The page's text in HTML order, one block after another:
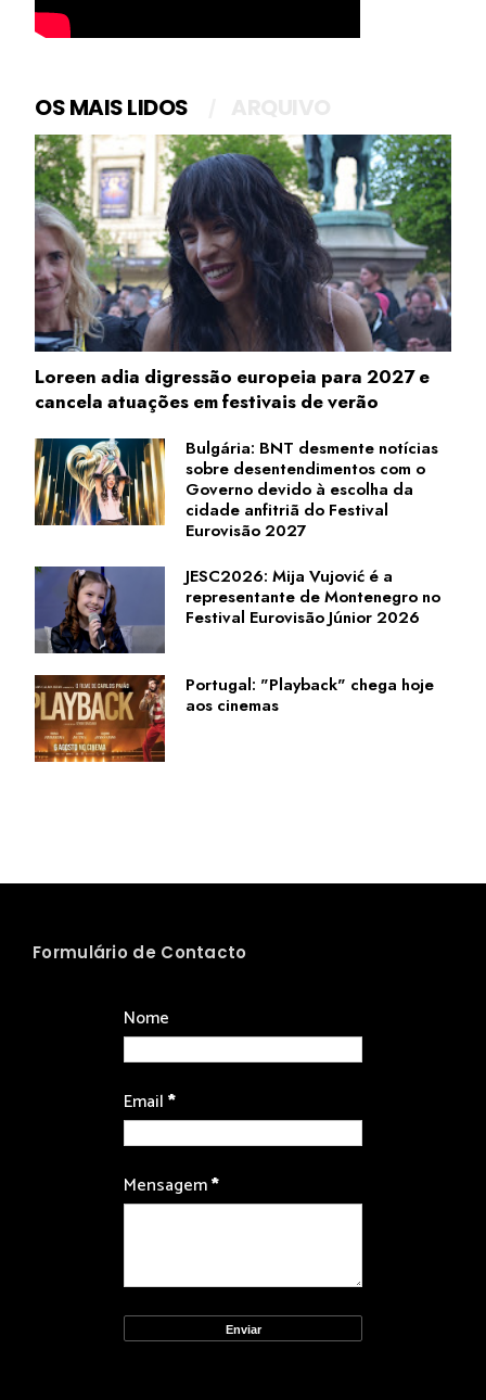
OS MAIS LIDOS
Loreen adia digressão europeia para 2027 e
cancela atuações em festivais de verão
Bulgária: BNT desmente notícias
sobre desentendimentos com o
Governo devido à escolha da
cidade anfitriã do Festival
Eurovisão 2027
JESC2026: Mija Vujović é a
representante de Montenegro no
Festival Eurovisão Júnior 2026
Portugal: "Playback" chega hoje
aos cinemas
Formulário de Contacto
Nome
Email*
Mensagem*